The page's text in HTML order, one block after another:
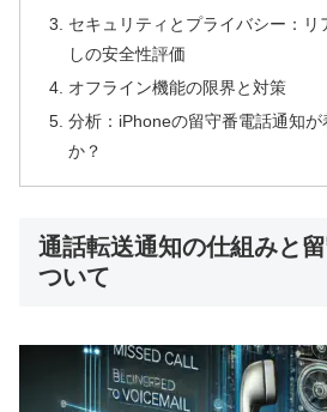
セキュリティとプライバシー：リ
しの安全性評価
オフライン機能の限界と対策
分析：iPhoneの留守番電話通知
か？
通話転送通知の仕組みと
ついて